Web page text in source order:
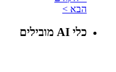
הבא >
כלי AI מובילים